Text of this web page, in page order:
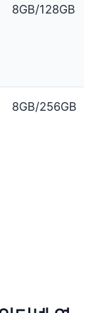
8GB/128GB
8GB/256GB